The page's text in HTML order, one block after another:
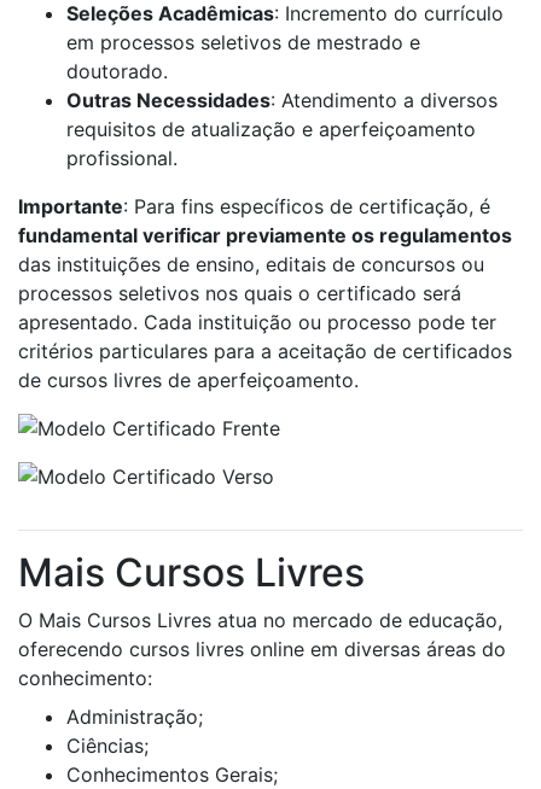
Seleções Acadêmicas: Incremento do currículo
em processos seletivos de mestrado e
doutorado.
Outras Necessidades: Atendimento a diversos
requisitos de atualização e aperfeiçoamento
profissional.
Importante: Para fins específicos de certificação, é
fundamental verificar previamente os regulamentos
das instituições de ensino, editais de concursos ou
processos seletivos nos quais o certificado será
apresentado. Cada instituição ou processo pode ter
critérios particulares para a aceitação de certificados
de cursos livres de aperfeiçoamento.
Mais Cursos Livres
O Mais Cursos Livres atua no mercado de educação,
oferecendo cursos livres online em diversas áreas do
conhecimento:
Administração;
Ciências;
Conhecimentos Gerais;